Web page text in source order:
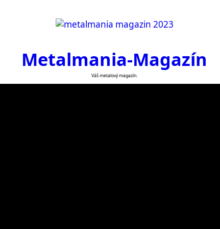
Metalmania-Magazín
Váš metalový magazín.